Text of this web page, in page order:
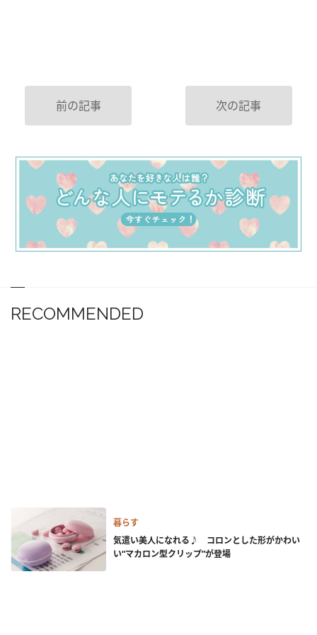
前の記事 次の記事
RECOMMENDED
暮らす
気遣い美人になれる♪ コロンとした形がかわい
い“マカロン型クリップ”が登場